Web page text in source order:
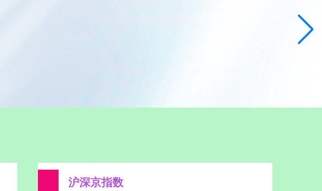
沪深京指数